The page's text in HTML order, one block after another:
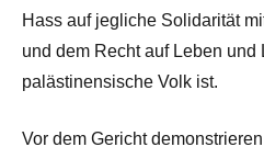
Hass auf jegliche Solidarität
und dem Recht auf Leben und
palästinensische Volk ist.
Vor dem Gericht